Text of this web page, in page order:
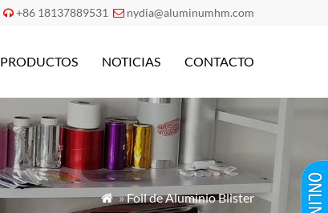
 +86 18137889531  nydia@aluminumhm.com
PRODUCTOS NOTICIAS CONTACTO
 »Foil de Aluminio Blister